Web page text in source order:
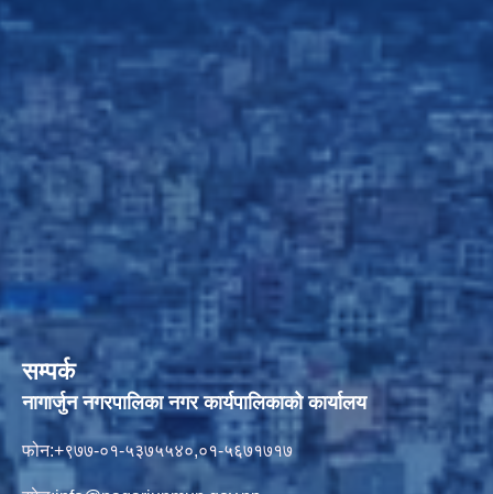
सम्पर्क
नागार्जुन नगरपालिका नगर कार्यपालिकाको कार्यालय
फोन:+९७७-०१-५३७५५४०,०१-५६७१७१७